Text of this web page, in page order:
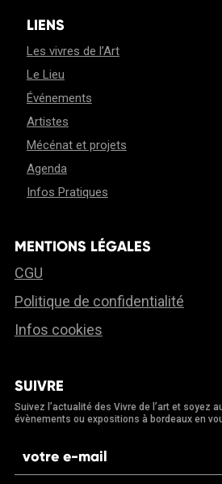
LIENS
Les vivres de l’Art
Le Lieu
Événements
Artistes
Mécénat et projets
Agenda
Infos Pratiques
MENTIONS LÉGALES
CGU
Politique de confidentialité
Infos cookies
SUIVRE
Suivez l’actualité des Vivre de l’art et soyez
évènements ou expositions à bordeaux en